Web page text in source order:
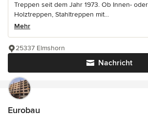
Treppen seit dem Jahr 1973. Ob Innen-
Holztreppen, Stahltreppen mit...
Mehr
Nachricht
25337 Elmshorn
Eurobau